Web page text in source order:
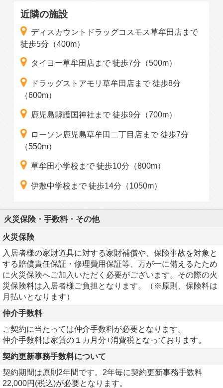
近隣の施設
ディスカウントドラッグコスモス草牟田店まで
徒歩5分（400m）
タイヨー草牟田店まで 徒歩7分（500m）
ドラッグストアモリ草牟田店まで 徒歩8分
（600m）
鹿児島縣護国神社まで 徒歩9分（700m）
ローソン鹿児島草牟田二丁目店まで 徒歩7分
（550m）
草牟田小学校まで 徒歩10分（800m）
伊敷中学校まで 徒歩14分（1050m）
火災保険・手数料・その他
火災保険
入居者様の家財道具に対する家財補償や、保険事故を対象と
する賠償責任保証・修理費用保証等、万が一に備えるたため
に火災保険へご加入いただく必要がございます。その際の火
災保険料は入居者様ご負担となります。（※原則、保険料は
月払いとなります）
仲介手数料
ご契約に当たっては仲介手数料が必要となります。
仲介手数料は家賃の１カ月分+消費税となっております。
契約更新事務手数料について
契約期間は原則2年間です。2年毎に契約更新事務手数料
22,000円(税込)が必要となります。